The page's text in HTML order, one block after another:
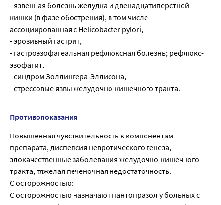
- язвенная болезнь желудка и двенадцатиперстной
кишки (в фазе обострения), в том числе
ассоциированная с Helicobacter pylori,
- эрозивный гастрит,
- гастроэзофагеальная рефлюксная болезнь; рефлюкс-
эзофагит,
- синдром Золлингера-Эллисона,
- стрессовые язвы желудочно-кишечного тракта.
Противопоказания
Повышенная чувствительность к компонентам
препарата, диспепсия невротического генеза,
злокачественные заболевания желудочно-кишечного
тракта, тяжелая печеночная недостаточность.
С осторожностью:
С осторожностью назначают пантопразол у больных с